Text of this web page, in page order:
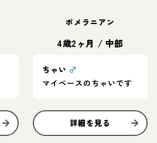
ポメラニアン
4歳2ヶ月 / 中部
ちゃい ♂
マイペースのちゃいです
詳細を見る